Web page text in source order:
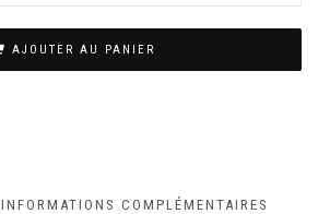
AJOUTER AU PANIER
INFORMATIONS COMPLÉMENTAIRES